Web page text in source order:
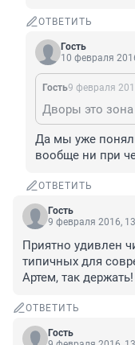
ОТВЕТИТЬ
Гость
10 февраля
Гость9 февраля
Да мы уже
вообще ни при
ОТВЕТИТЬ
Гость
9 февраля 2016,
Приятно удивлен
типичных для
Артем, так держать!
ОТВЕТИТЬ
Гость